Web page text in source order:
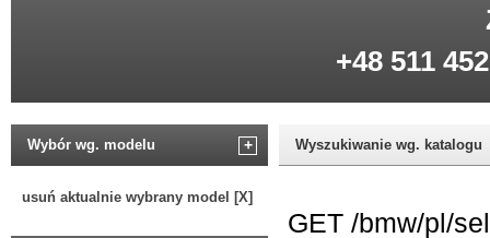
+48 511
Wybór wg. modelu +
usuń aktualnie wybrany model [X]
Wyszukiwanie wg. katalogu